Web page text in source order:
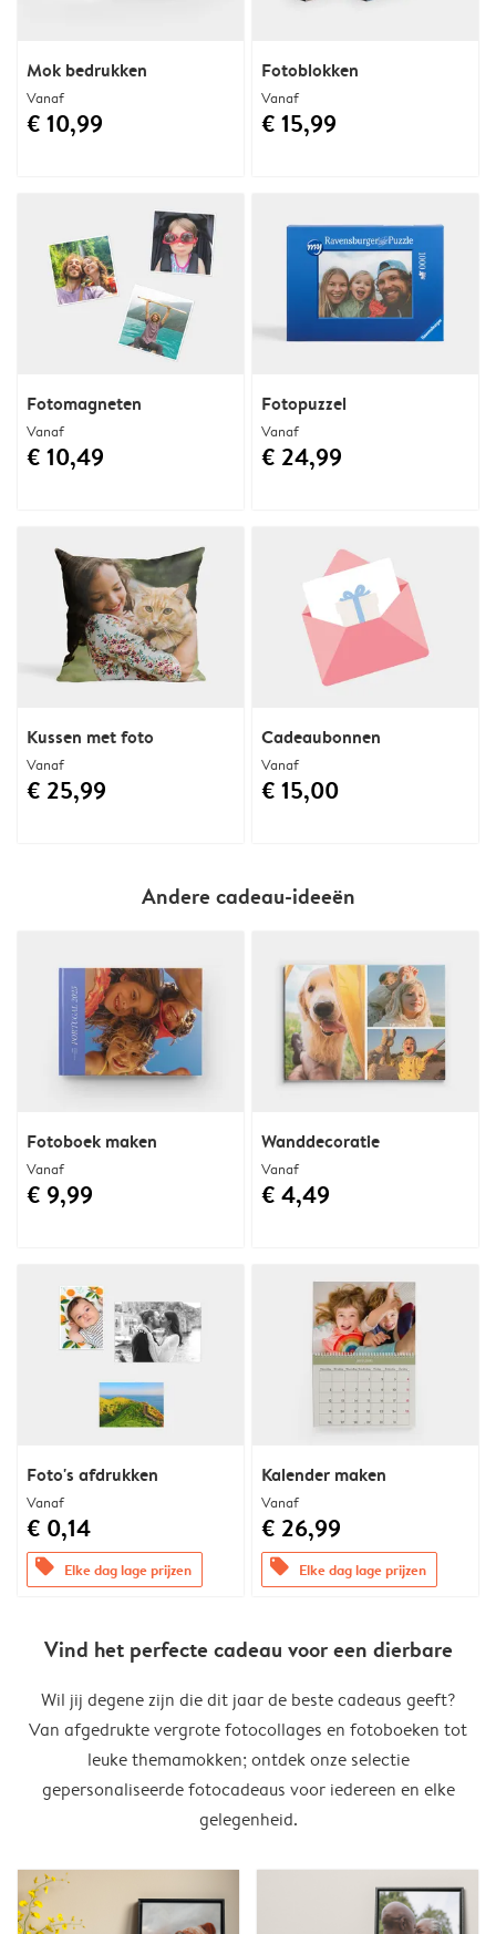
Mok bedrukken
Vanaf
€ 10,99
Fotoblokken
Vanaf
€ 15,99
Fotomagneten
Vanaf
€ 10,49
Fotopuzzel
Vanaf
€ 24,99
Kussen met foto
Vanaf
€ 25,99
Cadeaubonnen
Vanaf
€ 15,00
Andere cadeau-ideeën
Fotoboek maken
Vanaf
€ 9,99
Wanddecoratie
Vanaf
€ 4,49
Foto's afdrukken
Vanaf
€ 0,14
offers Elke dag lage prijzen
Kalender maken
Vanaf
€ 26,99
offers Elke dag lage prijzen
Vind het perfecte cadeau voor een dierbare
Wil jij degene zijn die dit jaar de beste cadeaus geeft?
Van afgedrukte vergrote fotocollages en fotoboeken tot
leuke themamokken; ontdek onze selectie
gepersonaliseerde fotocadeaus voor iedereen en elke
gelegenheid.